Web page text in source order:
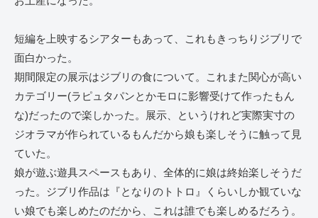
短編を上映するシアターもあって、これもきっちりジブリで
面白かった。
期間限定の展示はジブリの食について。これまた関心が高い
カテゴリー(ラピュタパンとかモロに影響受けて作ったもん
な)だったので楽しかった。展示、というけれど実際実寸の
ジオラマが作られているもんだから娘も楽しそうに触って見
ていた。
娘が遊ぶ遊具スペースもあり、全体的に娘は終始楽しそうだ
った。ジブリ作品は『となりのトトロ』くらいしか観ていな
い娘でも楽しめたのだから、これは誰でも楽しめるだろう。